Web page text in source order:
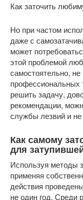
Как заточить
Но при частом
даже с
может
этой проблемой
самостоятельно, не
решить задачу,
рекомендации,
службы лезвий и не
Как самому
для
Используя методы
применяя
действия
не один год. Среди